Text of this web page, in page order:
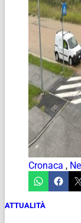
Cronaca ,
ATTUALITÀ